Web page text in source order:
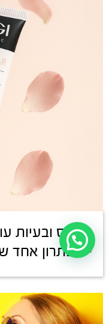
סטרס ובעיות
– ופתרון אחד